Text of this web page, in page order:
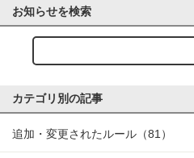
お知らせを検索
カテゴリ別の記事
追加・変更されたルール （81）